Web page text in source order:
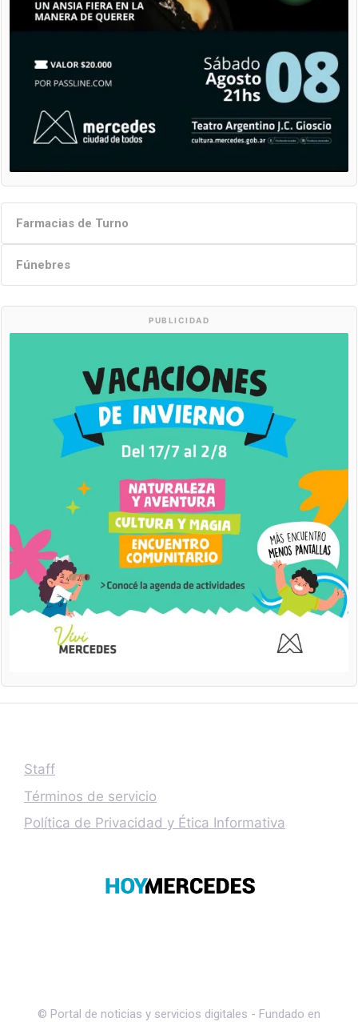
Farmacias de Turno
Fúnebres
PUBLICIDAD
Staff
Términos de servicio
Política de Privacidad y Ética Informativa
© Portal de noticias y servicios digitales - Fundado en